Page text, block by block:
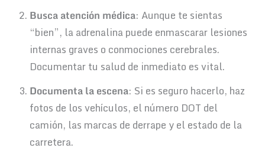
Busca atención médica: Aunque te sientas
“bien”, la adrenalina puede enmascarar lesiones
internas graves o conmociones cerebrales.
Documentar tu salud de inmediato es vital.
Documenta la escena: Si es seguro hacerlo, haz
fotos de los vehículos, el número DOT del
camión, las marcas de derrape y el estado de la
carretera.